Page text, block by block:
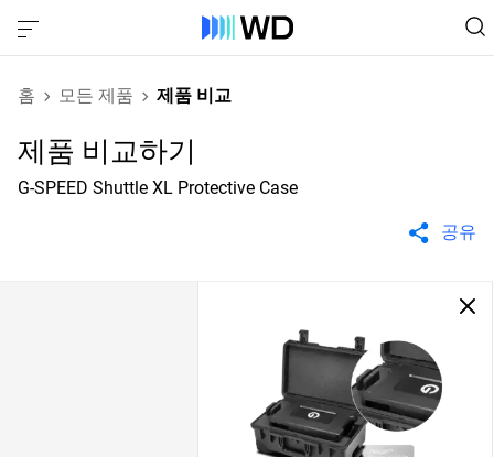
홈 모든 제품 제품 비교
제품 비교하기
G-SPEED Shuttle XL Protective Case
공유